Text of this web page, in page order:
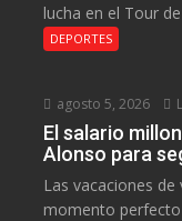
lucha en el Tour
DEPORTES
agosto 5, 2026
El salario
Alonso para
Las vacaciones
momento